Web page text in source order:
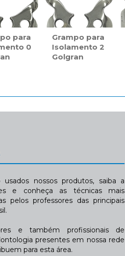
para
0
Grampo para
Isolamento 2
Golgran
nossos produtos, saiba a
e conheça as técnicas mais
pelos professores das principais
e também profissionais de
presentes em nossa rede
para esta área.